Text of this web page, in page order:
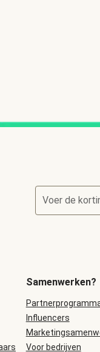
Voer de
Samenwerken?
Influencers
Voor bedrijven